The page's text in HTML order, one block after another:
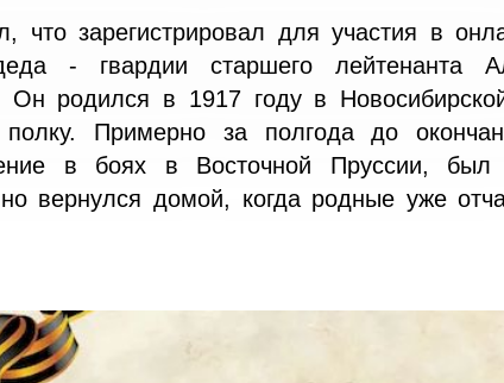
что зарегистрировал для участия в
- гвардии старшего лейтенанта
Он родился в 1917 году в
Примерно за полгода до
в боях в Восточной Пруссии, был
вернулся домой, когда родные уже